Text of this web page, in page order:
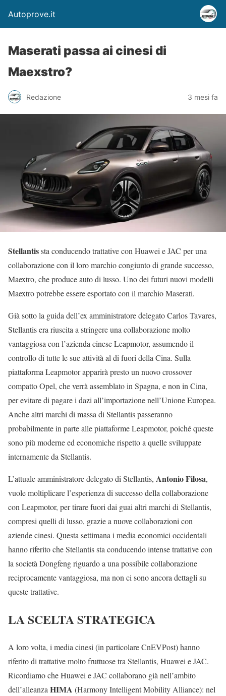
Autoprove.it
Maserati passa ai cinesi di
Maexstro?
Redazione 3 mesi fa
Stellantissta conducendo trattative con Huawei e JAC per una
collaborazione con il loro marchio congiunto di grande successo,
Maextro, che produce auto di lusso. Uno dei futuri nuovi modelli
Maextro potrebbe essere esportato con il marchio Maserati.
Già sotto la guida dell’ex amministratore delegato Carlos Tavares,
Stellantis era riuscita a stringere una collaborazione molto
vantaggiosa con l’azienda cinese Leapmotor, assumendo il
controllo di tutte le sue attività al di fuori della Cina. Sulla
piattaforma Leapmotor apparirà presto un nuovo crossover
compatto Opel, che verrà assemblato in Spagna, e non in Cina,
per evitare di pagare i dazi all’importazione nell’Unione Europea.
Anche altri marchi di massa di Stellantis passeranno
probabilmente in parte alle piattaforme Leapmotor, poiché queste
sono più moderne ed economiche rispetto a quelle sviluppate
internamente da Stellantis.
L’attuale amministratore delegato di Stellantis, Antonio Filosa,
vuole moltiplicare l’esperienza di successo della collaborazione
con Leapmotor, per tirare fuori dai guai altri marchi di Stellantis,
compresi quelli di lusso, grazie a nuove collaborazioni con
aziende cinesi. Questa settimana i media economici occidentali
hanno riferito che Stellantis sta conducendo intense trattative con
la società Dongfeng riguardo a una possibile collaborazione
reciprocamente vantaggiosa, ma non ci sono ancora dettagli su
queste trattative.
LA SCELTA STRATEGICA
A loro volta, i media cinesi (in particolare CnEVPost) hanno
riferito di trattative molto fruttuose tra Stellantis, Huawei e JAC.
Ricordiamo che Huawei e JAC collaborano già nell’ambito
dell’alleanza HIMA (Harmony Intelligent Mobility Alliance): nel